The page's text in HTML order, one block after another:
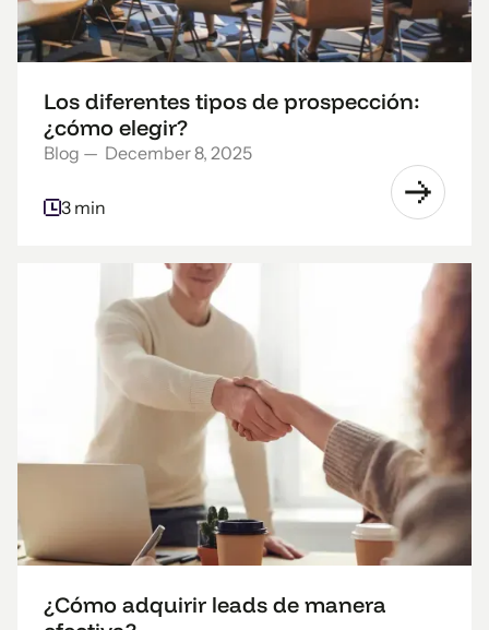
Los diferentes tipos de prospección:
¿cómo elegir?
Blog — December 8, 2025
3 min
¿Cómo adquirir leads de manera